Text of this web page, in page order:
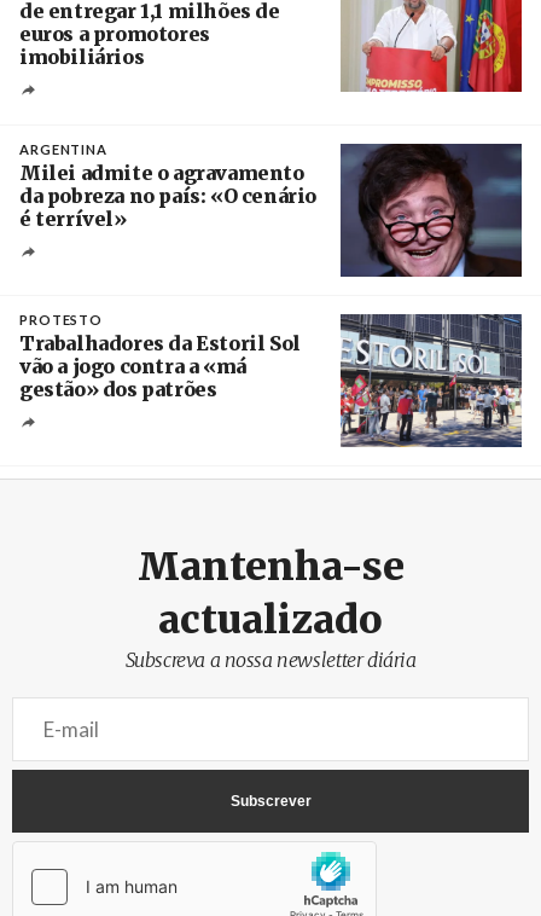
de entregar 1,1 milhões de
euros a promotores
imobiliários
ARGENTINA
Milei admite o agravamento
da pobreza no país: «O cenário
é terrível»
PROTESTO
Trabalhadores da Estoril Sol
vão a jogo contra a «má
gestão» dos patrões
Mantenha-se
actualizado
Subscreva a nossa newsletter diária